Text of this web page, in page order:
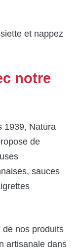
et nappez
notre
1939, Natura
de
sauces
de nos produits
artisanale dans